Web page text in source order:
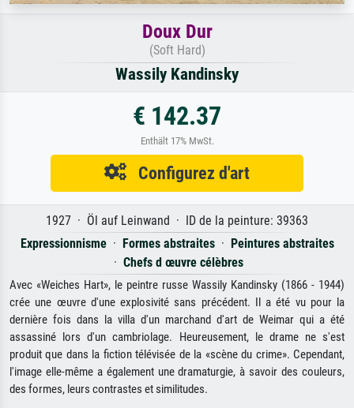
Doux Dur
(Soft Hard)
Wassily Kandinsky
€ 142.37
Enthält 17% MwSt.
Configurez d'art
1927 · Öl auf Leinwand · ID de la peinture: 39363
Expressionnisme· Formes abstraites· Peintures abstraites
· Chefs d œuvre célèbres
Avec «Weiches Hart», le peintre russe Wassily Kandinsky (1866 - 1944)
crée une œuvre d'une explosivité sans précédent. Il a été vu pour la
dernière fois dans la villa d'un marchand d'art de Weimar qui a été
assassiné lors d'un cambriolage. Heureusement, le drame ne s'est
produit que dans la fiction télévisée de la «scène du crime». Cependant,
l'image elle-même a également une dramaturgie, à savoir des couleurs,
des formes, leurs contrastes et similitudes.